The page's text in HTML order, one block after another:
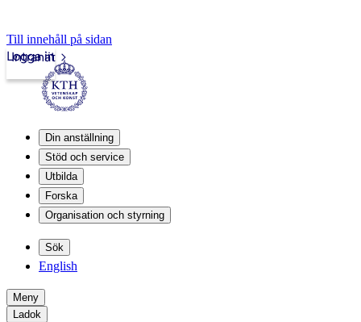
Till innehåll på sidan
Intranät
Logga in
Din anställning
Stöd och service
Utbilda
Forska
Organisation och styrning
Sök
English
Meny
Ladok